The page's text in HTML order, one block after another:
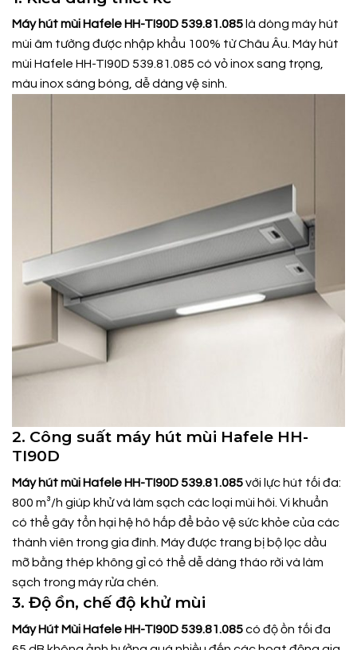
Máy hút mùi Hafele HH-TI90D 539.81.085 là dòng máy hút
mùi âm tường được nhập khẩu 100% từ Châu Âu. Máy hút
mùi Hafele HH-TI90D 539.81.085 có vỏ inox sang trọng,
màu inox sáng bóng, dễ dàng vệ sinh.
2. Công suất máy hút mùi Hafele HH-
TI90D
Máy hút mùi Hafele HH-TI90D 539.81.085với lực hút tối đa:
800 m³/h giúp khử và làm sạch các loại mùi hôi. Vi khuẩn
có thể gây tổn hại hệ hô hấp để bảo vệ sức khỏe của các
thành viên trong gia đình. Máy được trang bị bộ lọc dầu
mỡ bằng thép không gỉ có thể dễ dàng tháo rời và làm
sạch trong máy rửa chén.
3. Độ ồn, chế độ khử mùi
Máy Hút Mùi Hafele HH-TI90D 539.81.085có độ ồn tối đa